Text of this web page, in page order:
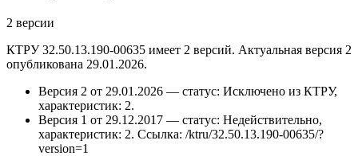
2 версии
КТРУ 32.50.13.190-00635 имеет 2 версий. Актуальная версия 2
опубликована 29.01.2026.
Версия 2 от 29.01.2026 — статус: Исключено из КТРУ,
характеристик: 2.
Версия 1 от 29.12.2017 — статус: Недействительно,
характеристик: 2. Ссылка: /ktru/32.50.13.190-00635/?
version=1